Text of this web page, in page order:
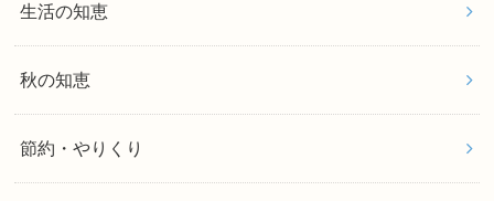
生活の知恵
秋の知恵
節約・やりくり